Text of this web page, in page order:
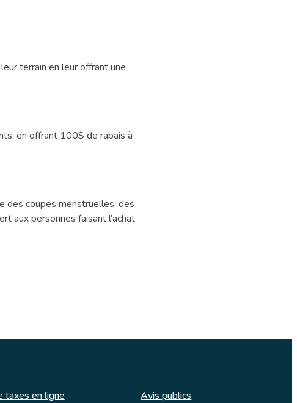
terrain en leur offrant une
en offrant 100$ de rabais à
des coupes menstruelles, des
aux personnes faisant l’achat
taxes en ligne Avis publics